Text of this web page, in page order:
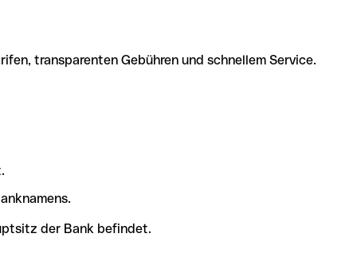
transparenten Gebühren und schnellem Service.
der Bank befindet.